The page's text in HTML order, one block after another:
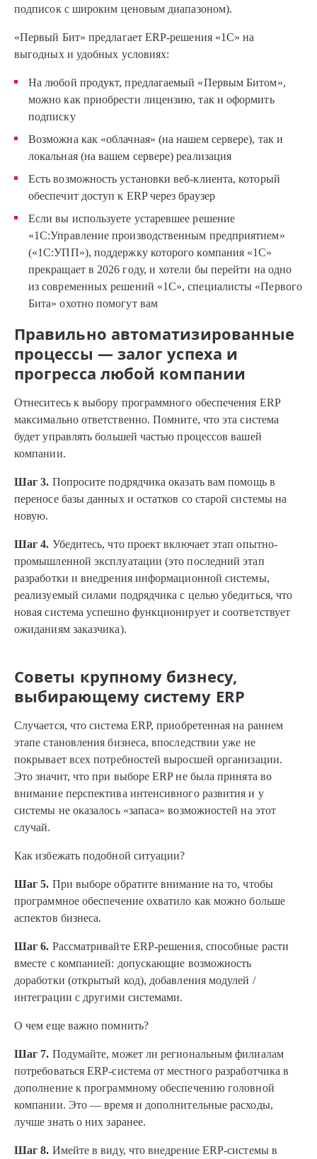
подписок с широким ценовым диапазоном).
«Первый Бит» предлагает ERP-решения «1С» на
выгодных и удобных условиях:
На любой продукт, предлагаемый «Первым Битом»,
можно как приобрести лицензию, так и оформить
подписку
Возможна как «облачная» (на нашем сервере), так и
локальная (на вашем сервере) реализация
Есть возможность установки веб-клиента, который
обеспечит доступ к ERP через браузер
Если вы используете устаревшее решение
«1С:Управление производственным предприятием»
(«1С:УПП»), поддержку которого компания «1С»
прекращает в 2026 году, и хотели бы перейти на одно
из современных решений «1С», специалисты «Первого
Бита» охотно помогут вам
Правильно автоматизированные
процессы — залог успеха и
прогресса любой компании
Отнеситесь к выбору программного обеспечения ERP
максимально ответственно. Помните, что эта система
будет управлять большей частью процессов вашей
компании.
Шаг 3. Попросите подрядчика оказать вам помощь в
переносе базы данных и остатков со старой системы на
новую.
Шаг 4. Убедитесь, что проект включает этап опытно-
промышленной эксплуатации (это последний этап
разработки и внедрения информационной системы,
реализуемый силами подрядчика с целью убедиться, что
новая система успешно функционирует и соответствует
ожиданиям заказчика).
Советы крупному бизнесу,
выбирающему систему ERP
Случается, что система ERP, приобретенная на раннем
этапе становления бизнеса, впоследствии уже не
покрывает всех потребностей выросшей организации.
Это значит, что при выборе ERP не была принята во
внимание перспектива интенсивного развития и у
системы не оказалось «запаса» возможностей на этот
случай.
Как избежать подобной ситуации?
Шаг 5. При выборе обратите внимание на то, чтобы
программное обеспечение охватило как можно больше
аспектов бизнеса.
Шаг 6. Рассматривайте ERP-решения, способные расти
вместе с компанией: допускающие возможность
доработки (открытый код), добавления модулей /
интеграции с другими системами.
О чем еще важно помнить?
Шаг 7. Подумайте, может ли региональным филиалам
потребоваться ERP-система от местного разработчика в
дополнение к программному обеспечению головной
компании. Это — время и дополнительные расходы,
лучше знать о них заранее.
Шаг 8. Имейте в виду, что внедрение ERP-системы в